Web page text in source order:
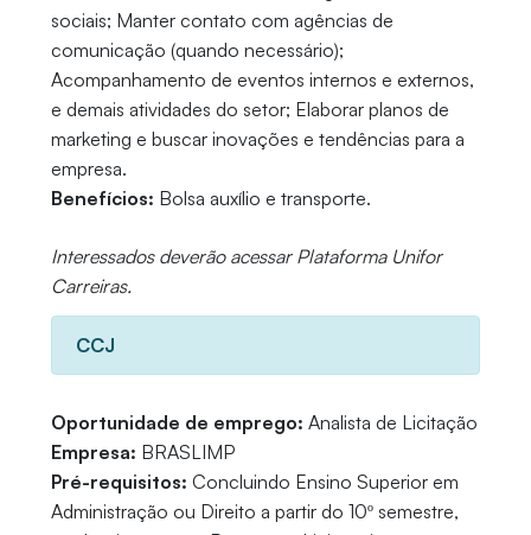
sociais; Manter contato com agências de
comunicação (quando necessário);
Acompanhamento de eventos internos e externos,
e demais atividades do setor; Elaborar planos de
marketing e buscar inovações e tendências para a
empresa.
Benefícios: Bolsa auxílio e transporte.
Interessados deverão acessar Plataforma Unifor
Carreiras.
CCJ
Oportunidade de emprego: Analista de Licitação
Empresa: BRASLIMP
Pré-requisitos: Concluindo Ensino Superior em
Administração ou Direito a partir do 10º semestre,